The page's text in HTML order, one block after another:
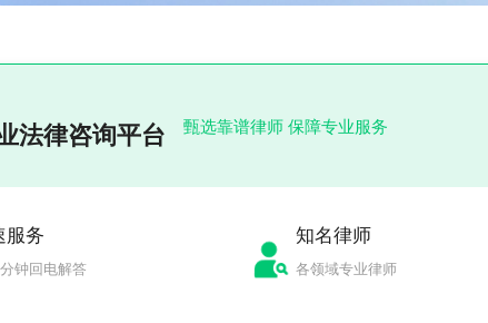
法律咨询平台 甄选靠谱律师 保障专业服务
服务
钟回电解答
知名律师
各领域专业律师